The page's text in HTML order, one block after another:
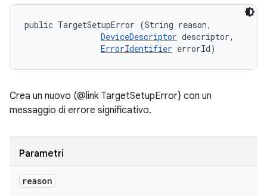
public TargetSetupError (String reason,
DeviceDescriptor descriptor,
ErrorIdentifier errorId)
Crea un nuovo (@link TargetSetupError} con un
messaggio di errore significativo.
Parametri
reason